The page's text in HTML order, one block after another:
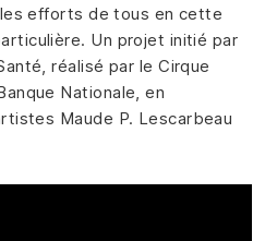
efforts de tous en cette
Un projet initié par
réalisé par le Cirque
Nationale, en
Maude P. Lescarbeau